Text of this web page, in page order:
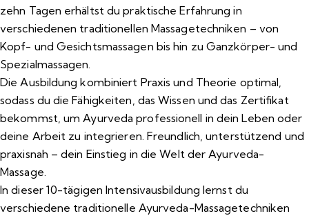
zehn Tagen erhältst du praktische Erfahrung in
verschiedenen traditionellen Massagetechniken – von
Kopf- und Gesichtsmassagen bis hin zu Ganzkörper- und
Spezialmassagen.
Die Ausbildung kombiniert Praxis und Theorie optimal,
sodass du die Fähigkeiten, das Wissen und das Zertifikat
bekommst, um Ayurveda professionell in dein Leben oder
deine Arbeit zu integrieren. Freundlich, unterstützend und
praxisnah – dein Einstieg in die Welt der Ayurveda-
Massage.
In dieser 10-tägigen Intensivausbildung lernst du
verschiedene traditionelle Ayurveda-Massagetechniken